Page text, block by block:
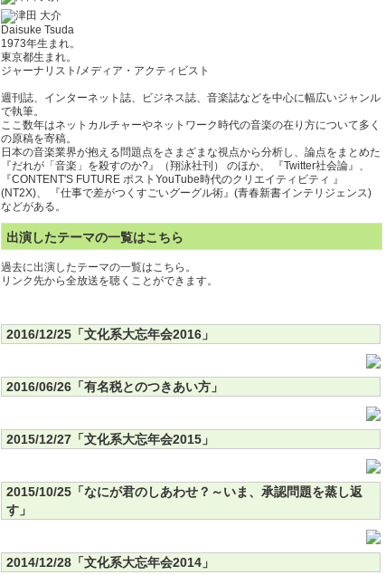
Daisuke Tsuda
1973年生まれ。
東京都生まれ。
ジャーナリスト/メディア・アクティビスト
週刊誌、インターネット誌、ビジネス誌、音楽誌などを中心に幅広いジャンル
で執筆。
ここ数年はネットカルチャーやネットワーク時代の音楽の在り方について多く
の原稿を寄稿。
日本の音楽業界が抱える問題点をさまざまな視点から分析し、論点をまとめた
『だれが「音楽」を殺すのか?』（翔泳社刊） のほか、 『Twitter社会論』、
『CONTENT'S FUTURE ポストYouTube時代のクリエイティビティ 』
(NT2X)、 『仕事で差がつくすごいグーグル術』(青春新書インテリジェンス)
などがある。
出演したテーマの一覧はこちら
過去に出演したテーマの一覧はこちら。
リンク先から全放送を聴くことができます。
2016/12/25「文化系大忘年会2016」
2016/06/26「有名税とのつきあい方」
2015/12/27「文化系大忘年会2015」
2015/10/25「なにが君のしあわせ？～いま、承認問題を蒸し返
す」
2014/12/28「文化系大忘年会2014」